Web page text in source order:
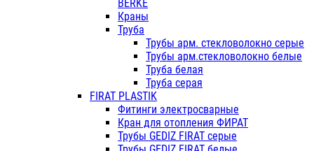
BERKE
Краны
Труба
Трубы арм. стекловолокно серые
Трубы арм.стекловолокно белые
Труба белая
Труба серая
FIRAT PLASTIK
Фитинги электросварные
Кран для отопления ФИРАТ
Трубы GEDIZ FIRAT серые